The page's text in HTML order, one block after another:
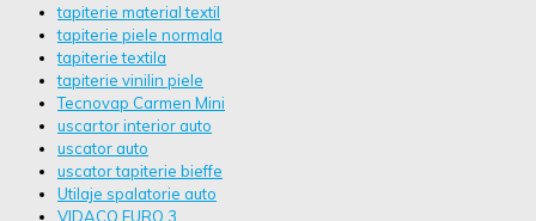
tapiterie material textil
tapiterie piele normala
tapiterie textila
tapiterie vinilin piele
Tecnovap Carmen Mini
uscartor interior auto
uscator auto
uscator tapiterie bieffe
Utilaje spalatorie auto
VIDACO EURO 3